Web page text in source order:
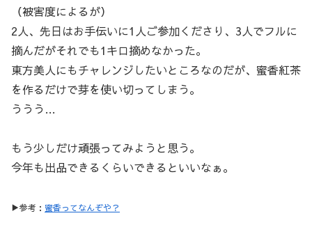
（被害度によるが）
2人、先日はお手伝いに1人ご参加くださり、3人でフルに
摘んだがそれでも1キロ摘めなかった。
東方美人にもチャレンジしたいところなのだが、蜜香紅茶
を作るだけで芽を使い切ってしまう。
ううう…
もう少しだけ頑張ってみようと思う。
今年も出品できるくらいできるといいなぁ。
▶参考： 蜜香ってなんぞや？